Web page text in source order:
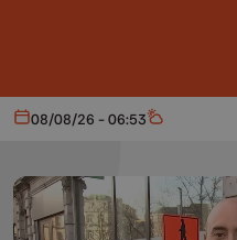
Aujourd'hui
08/08/26 - 06:53 Météo